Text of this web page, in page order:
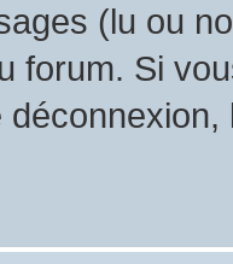
(lu ou
forum. Si